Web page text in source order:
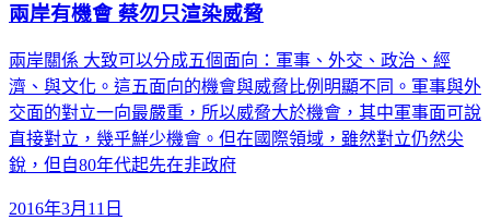
兩岸有機會 蔡勿只渲染威脅
兩岸關係 大致可以分成五個面向：軍事、外交、政治、經
濟、與文化。這五面向的機會與威脅比例明顯不同。軍事與外
交面的對立一向最嚴重，所以威脅大於機會，其中軍事面可說
直接對立，幾乎鮮少機會。但在國際領域，雖然對立仍然尖
銳，但自80年代起先在非政府
2016年3月11日